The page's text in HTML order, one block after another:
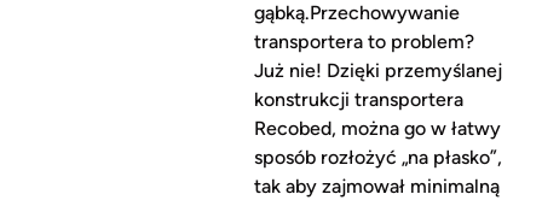
gąbką.Przechowywanie
transportera to problem?
Już nie! Dzięki przemyślanej
konstrukcji transportera
Recobed, można go w łatwy
sposób rozłożyć „na płasko”,
tak aby zajmował minimalną